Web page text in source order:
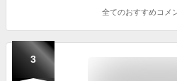
全てのおすすめコメ
3